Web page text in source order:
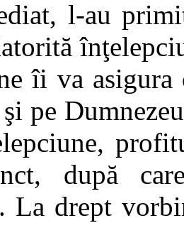
l-au
îi va
pe
după
La drept